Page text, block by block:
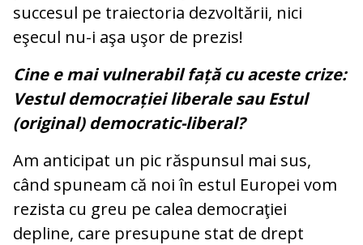
succesul pe traiectoria dezvoltării, nici
eşecul nu-i aşa uşor de prezis!
Cine e mai vulnerabil față cu aceste crize:
Vestul democrației liberale sau Estul
(original) democratic-liberal?
Am anticipat un pic răspunsul mai sus,
când spuneam că noi în estul Europei vom
rezista cu greu pe calea democraţiei
depline, care presupune stat de drept